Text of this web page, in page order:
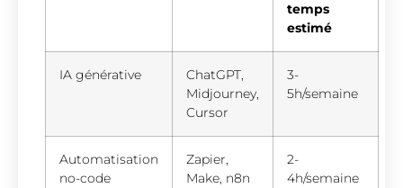
temps
estimé
IA générative
ChatGPT,
Midjourney,
Cursor
3-
5h/semaine
Automatisation
no-code
Zapier,
Make, n8n
2-
4h/semaine